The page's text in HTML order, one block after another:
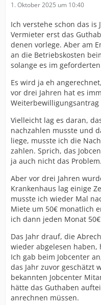
1. Oktober 2025 um 10:40
Ich verstehe schon das is
Vermieter erst das
denen vorlege. Aber am
an die Betriebskosten
solange es im
Es wird ja eh
vor drei Jahren hat es
Vielleicht lag es daran,
nachzahlen musste und
liege, musste ich die
zahlen. Sprich, das
ja auch nicht das Problem.
Aber vor drei Jahren
Krankenhaus lag einige
musste ich wieder Mal
Miete um 50€ monatlich
ich dann jeden Monat
Das Jahr drauf, die
wieder abgelesen haben,
Ich gab beim Jobcenter
das Jahr zuvor geschätzt
bekannten Jobcenter
hätte das Guthaben
anrechnen müssen.